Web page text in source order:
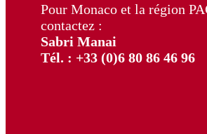
Pour Monaco et la région
contactez :
Sabri Manai
Tél. : +33 (0)6 80 86 46 96